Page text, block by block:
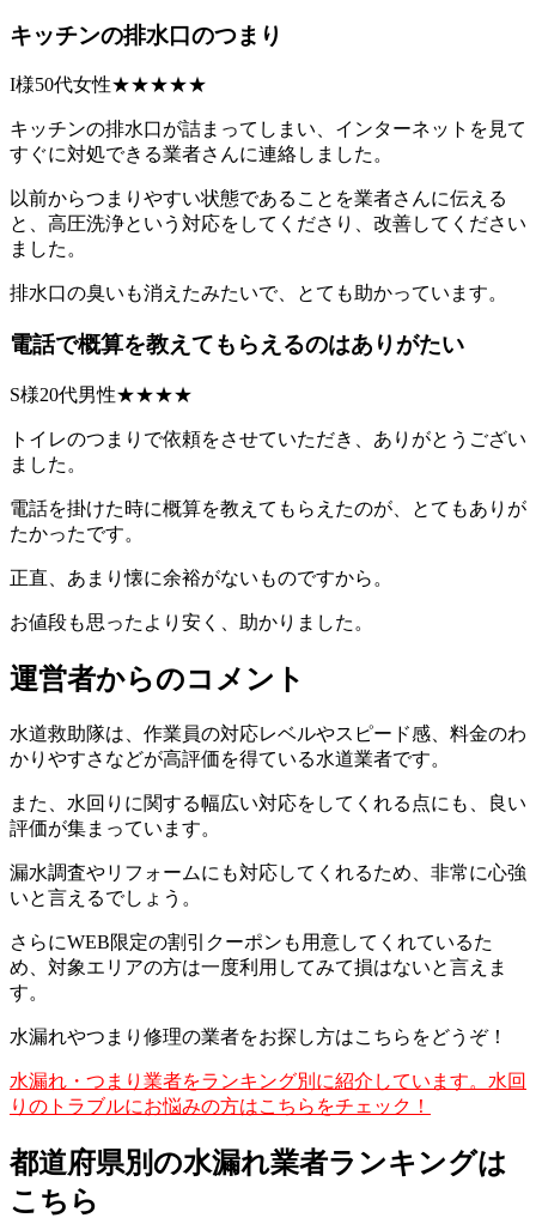
キッチンの排水口のつまり
I様50代女性★★★★★
キッチンの排水口が詰まってしまい、インターネットを見て
すぐに対処できる業者さんに連絡しました。
以前からつまりやすい状態であることを業者さんに伝える
と、高圧洗浄という対応をしてくださり、改善してください
ました。
排水口の臭いも消えたみたいで、とても助かっています。
電話で概算を教えてもらえるのはありがたい
S様20代男性★★★★
トイレのつまりで依頼をさせていただき、ありがとうござい
ました。
電話を掛けた時に概算を教えてもらえたのが、とてもありが
たかったです。
正直、あまり懐に余裕がないものですから。
お値段も思ったより安く、助かりました。
運営者からのコメント
水道救助隊は、作業員の対応レベルやスピード感、料金のわ
かりやすさなどが高評価を得ている水道業者です。
また、水回りに関する幅広い対応をしてくれる点にも、良い
評価が集まっています。
漏水調査やリフォームにも対応してくれるため、非常に心強
いと言えるでしょう。
さらにWEB限定の割引クーポンも用意してくれているた
め、対象エリアの方は一度利用してみて損はないと言えま
す。
水漏れやつまり修理の業者をお探し方はこちらをどうぞ！
水漏れ・つまり業者をランキング別に紹介しています。水回
りのトラブルにお悩みの方はこちらをチェック！
都道府県別の水漏れ業者ランキングは
こちら